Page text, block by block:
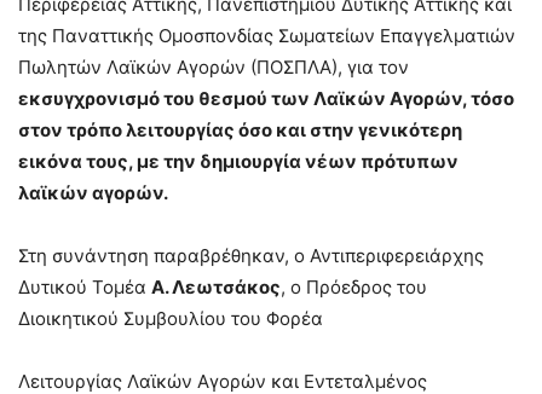
της Παναττικής Ομοσπονδίας Σωματείων Επαγγελματιών
Πωλητών Λαϊκών Αγορών (ΠΟΣΠΛΑ), για τον
εκσυγχρονισμό του θεσμού των Λαϊκών Αγορών, τόσο
στον τρόπο λειτουργίας όσο και στην γενικότερη
εικόνα τους, με την δημιουργία νέων πρότυπων
λαϊκών αγορών.
Στη συνάντηση παραβρέθηκαν, ο Αντιπεριφερειάρχης
Δυτικού Τομέα Α. Λεωτσάκος, ο Πρόεδρος του
Διοικητικού Συμβουλίου του Φορέα
Λειτουργίας Λαϊκών Αγορών και Εντεταλμένος